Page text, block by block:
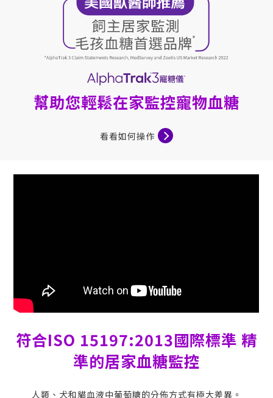
幫助您輕鬆在家監控寵物血糖
看看如何操作
符合ISO 15197:2013國際標準 精
準的居家血糖監控
人類、犬和貓血液中葡萄糖的分佈方式有極大差異。